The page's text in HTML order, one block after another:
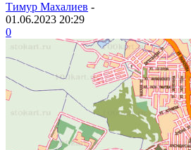
Тимур Махалиев -
01.06.2023 20:29
0